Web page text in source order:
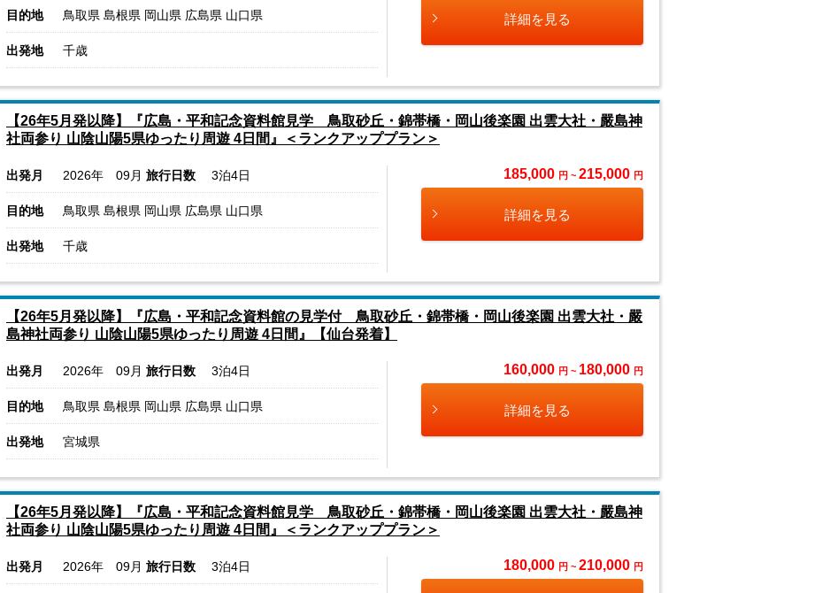
目的地 鳥取県 島根県 岡山県 広島県 山口県
出発地 千歳
詳細を見る
【26年5月発以降】『広島・平和記念資料館見学 鳥取砂丘・錦帯橋・岡山後楽園 出雲大社・嚴島神
社両参り 山陰山陽5県ゆったり周遊 4日間』＜ランクアッププラン＞
出発月 2026年 09月 旅行日数 3泊4日
目的地 鳥取県 島根県 岡山県 広島県 山口県
出発地 千歳
185,000 円 ~ 215,000 円
詳細を見る
【26年5月発以降】『広島・平和記念資料館の見学付 鳥取砂丘・錦帯橋・岡山後楽園 出雲大社・嚴
島神社両参り 山陰山陽5県ゆったり周遊 4日間』【仙台発着】
出発月 2026年 09月 旅行日数 3泊4日
目的地 鳥取県 島根県 岡山県 広島県 山口県
出発地 宮城県
160,000 円 ~ 180,000 円
詳細を見る
【26年5月発以降】『広島・平和記念資料館見学 鳥取砂丘・錦帯橋・岡山後楽園 出雲大社・嚴島神
社両参り 山陰山陽5県ゆったり周遊 4日間』＜ランクアッププラン＞
出発月 2026年 09月 旅行日数 3泊4日 180,000 円 ~ 210,000 円